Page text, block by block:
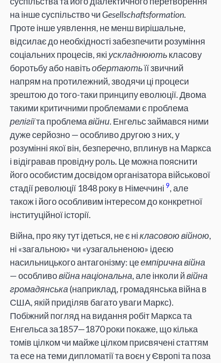
на інше суспільство чи Gesellschaftsformation.
Проте інше уявлення, не менш вирішальне,
відсилає до необхідності забезпечити розуміння
соціальних процесів, які ускладнюютькласову
боротьбу або навітьобертаютьїї звичний
напрям на протилежний, зводячи ці процеси
зрештою до того-таки принципу еволюції. Двома
такими критичними проблемами є проблема
релігіїта проблемавійни. Енгельс займався ними
дуже серйозно — особливо другою з них, у
розумінні якої він, безперечно, вплинув на Маркса
і відігравав провідну роль. Це можна пояснити
його особистим досвідом організатора військової
стадії революції 1848 року в Німеччині 9, але
також і його особливим інтересом до конкретної
інституційної історії.
Війна, про яку тут ідеться, не є нікласовою війною,
ні «загальною» чи «узагальненою» ідеєю
насильницького антагонізму: цеемпірична війна
— особливовійна національна, але інколи йвійна
громадянська (наприклад, громадянська війна в
США, якій приділяв багато уваги Маркс).
Побіжний погляд на видання робіт Маркса та
Енгельса за1857—1870 роки покаже, що кілька
томів цілком чи майже цілком присвячені статтям
та есе на теми дипломатії та воєн у Європі та поза